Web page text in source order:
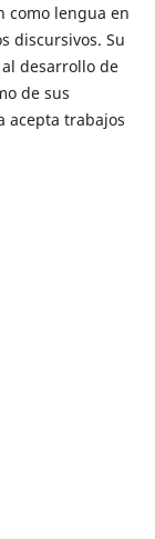
como lengua en
discursivos. Su
desarrollo de
de sus
acepta trabajos